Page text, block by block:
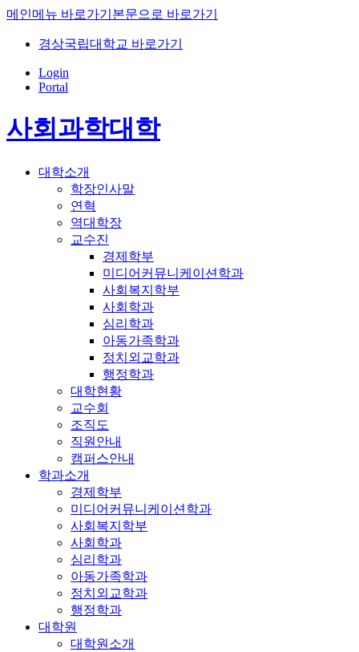
메인메뉴 바로가기 본문으로 바로가기
경상국립대학교 바로가기
Login
Portal
사회과학대학
대학소개
학장인사말
연혁
역대학장
교수진
경제학부
미디어커뮤니케이션학과
사회복지학부
사회학과
심리학과
아동가족학과
정치외교학과
행정학과
대학현황
교수회
조직도
직원안내
캠퍼스안내
학과소개
경제학부
미디어커뮤니케이션학과
사회복지학부
사회학과
심리학과
아동가족학과
정치외교학과
행정학과
대학원
대학원소개